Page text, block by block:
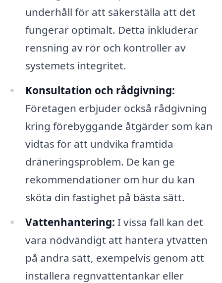
underhåll för att säkerställa att det
fungerar optimalt. Detta inkluderar
rensning av rör och kontroller av
systemets integritet.
Konsultation och rådgivning:
Företagen erbjuder också rådgivning
kring förebyggande åtgärder som kan
vidtas för att undvika framtida
dräneringsproblem. De kan ge
rekommendationer om hur du kan
sköta din fastighet på bästa sätt.
Vattenhantering: I vissa fall kan det
vara nödvändigt att hantera ytvatten
på andra sätt, exempelvis genom att
installera regnvattentankar eller